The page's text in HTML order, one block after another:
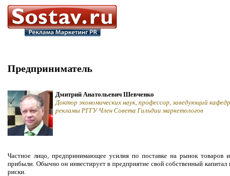
Предприниматель
Дмитрий Анатольевич Шевченко
Доктор экономических наук, профессор, заведующий
рекламы РГГУ Член Совета Гильдии маркетологов
Частное лицо, предпринимающее усилия по поставке на рынок товаров
прибыли. Обычно он инвестирует в предприятие свой собственный капитал
риски.